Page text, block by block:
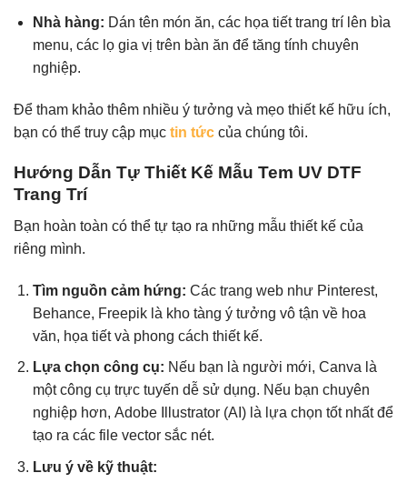
Nhà hàng: Dán tên món ăn, các họa tiết trang trí lên bìa
menu, các lọ gia vị trên bàn ăn để tăng tính chuyên
nghiệp.
Để tham khảo thêm nhiều ý tưởng và mẹo thiết kế hữu ích,
bạn có thể truy cập mục tin tức của chúng tôi.
Hướng Dẫn Tự Thiết Kế Mẫu Tem UV DTF
Trang Trí
Bạn hoàn toàn có thể tự tạo ra những mẫu thiết kế của
riêng mình.
Tìm nguồn cảm hứng: Các trang web như Pinterest,
Behance, Freepik là kho tàng ý tưởng vô tận về hoa
văn, họa tiết và phong cách thiết kế.
Lựa chọn công cụ: Nếu bạn là người mới, Canva là
một công cụ trực tuyến dễ sử dụng. Nếu bạn chuyên
nghiệp hơn, Adobe Illustrator (AI) là lựa chọn tốt nhất để
tạo ra các file vector sắc nét.
Lưu ý về kỹ thuật: